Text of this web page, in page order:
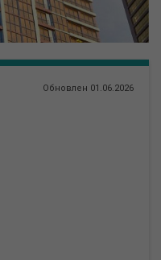
Обновлен 01.06.2026